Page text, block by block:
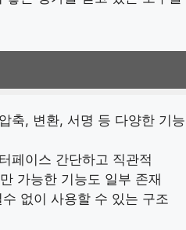
축, 변환, 서명 등 다양한 기능
페이스 간단하고 직관적
가능한 기능도 일부 존재
없이 사용할 수 있는 구조